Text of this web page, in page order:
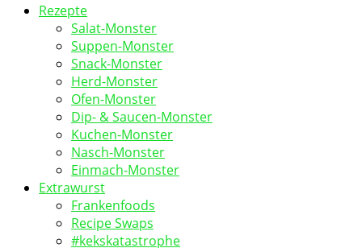
Rezepte
Salat-Monster
Suppen-Monster
Snack-Monster
Herd-Monster
Ofen-Monster
Dip- & Saucen-Monster
Kuchen-Monster
Nasch-Monster
Einmach-Monster
Extrawurst
Frankenfoods
Recipe Swaps
#kekskatastrophe